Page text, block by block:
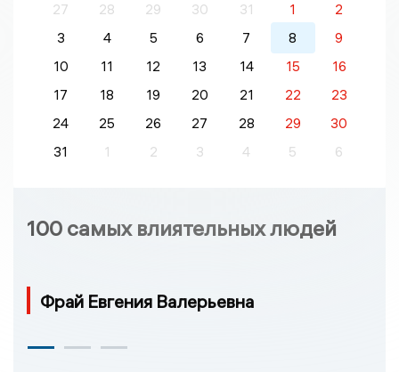
27
28 29 30 31 1
2
3
4 5 6 7 8
9
10
11 12 13 14 15
16
17
18 19 20 21 22
23
24
25 26 27 28 29
30
31
1 2 3 4 5 6
100 самых влиятельных людей
Фрай Евгения Валерьевна